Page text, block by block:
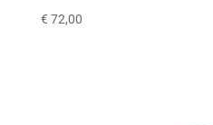
€ 72,00